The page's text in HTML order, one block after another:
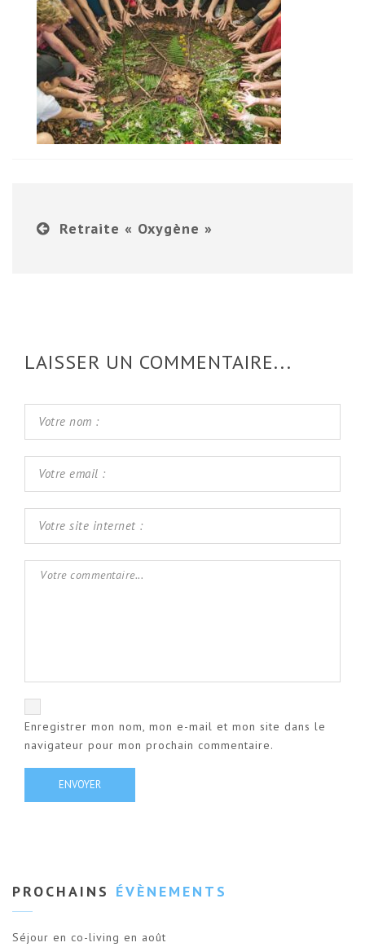
Retraite « Oxygène »
LAISSER UN COMMENTAIRE...
Enregistrer mon nom, mon e-mail et mon site dans le
navigateur pour mon prochain commentaire.
PROCHAINS ÉVÈNEMENTS
Séjour en co-living en août